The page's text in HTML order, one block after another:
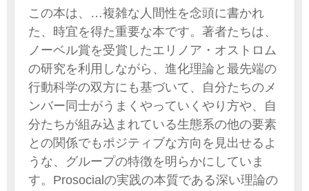
この本は、…複雑な人間性を念頭に書かれ
た、時宜を得た重要な本です。著者たちは、
ノーベル賞を受賞したエリノア・オストロム
の研究を利用しながら、進化理論と最先端の
行動科学の双方にも基づいて、自分たちのメ
ンバー同士がうまくやっていくやり方や、自
分たちが組み込まれている生態系の他の要素
との関係でもポジティブな方向を見出せるよ
うな、グループの特徴を明らかにしていま
す。Prosocialの実践の本質である深い理論の